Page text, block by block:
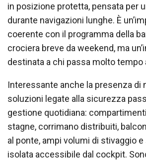
in posizione protetta, pensata per
durante navigazioni lunghe. È
coerente con il programma della
crociera breve da weekend, ma
destinata a chi passa molto tempo
Interessante anche la presenza di
soluzioni legate alla sicurezza
gestione quotidiana:
stagne, corrimano distribuiti,
al ponte, ampi volumi di stivaggio
isolata accessibile dal cockpit.